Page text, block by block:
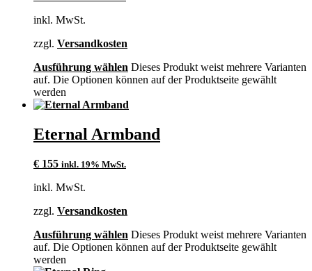
inkl. MwSt.
zzgl. Versandkosten
Ausführung wählen Dieses Produkt weist mehrere Varianten
auf. Die Optionen können auf der Produktseite gewählt
werden
Eternal Armband
€ 155 inkl. 19% MwSt.
inkl. MwSt.
zzgl. Versandkosten
Ausführung wählen Dieses Produkt weist mehrere Varianten
auf. Die Optionen können auf der Produktseite gewählt
werden